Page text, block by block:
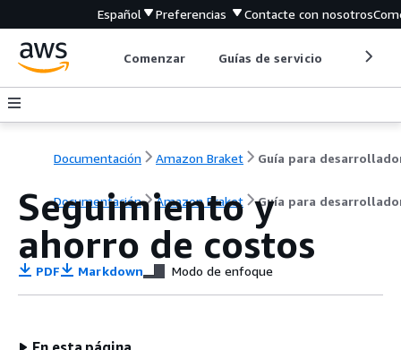
Español Preferencias Contacte con nosotros
Comenzar Guías de servicio
Documentación Amazon Braket Guía para
Documentación Amazon Braket Guía para
Seguimiento y
ahorro de costos
PDF Markdown Modo de enfoque